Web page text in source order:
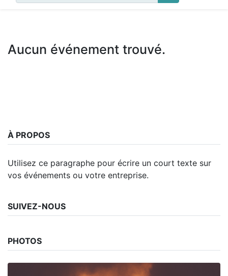
Aucun événement trouvé.
À PROPOS
Utilisez ce paragraphe pour écrire un court texte sur
vos événements ou votre entreprise.
SUIVEZ-NOUS
PHOTOS